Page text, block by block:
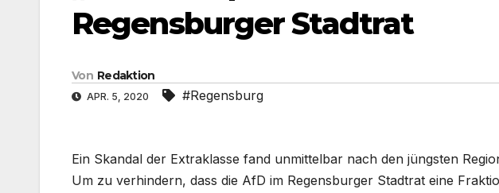
Regensburger Stadtrat
Von Redaktion
APR. 5, 2020 #Regensburg
Ein Skandal der Extraklasse fand unmittelbar nach den jüngsten
Um zu verhindern, dass die AfD im Regensburger Stadtrat eine